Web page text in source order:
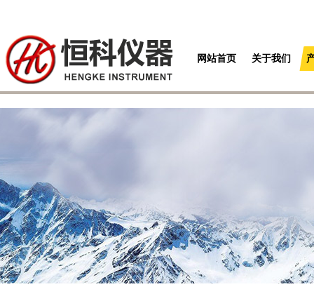
网站首页 关于我们